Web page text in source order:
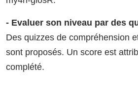
- Evaluer son niveau par des
Des quizzes de compréhension
sont proposés. Un score est
complété.